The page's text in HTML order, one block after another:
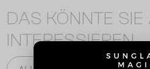
DAS KÖNNTE SIE
INTERESSIEREN